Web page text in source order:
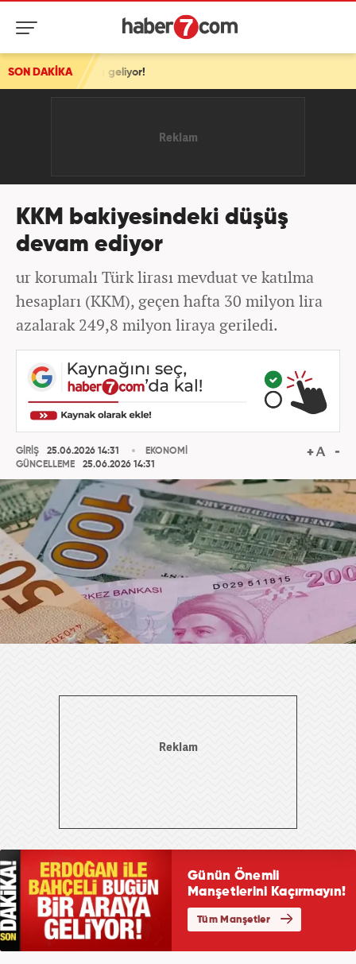
SON DAKİKA
geliyor!
KKM bakiyesindeki düşüş
devam ediyor
ur korumalı Türk lirası mevduat ve katılma
hesapları (KKM), geçen hafta 30 milyon lira
azalarak 249,8 milyon liraya geriledi.
GİRİŞ
25.06.2026 14:31
GÜNCELLEME
25.06.2026 14:31
EKONOMİ